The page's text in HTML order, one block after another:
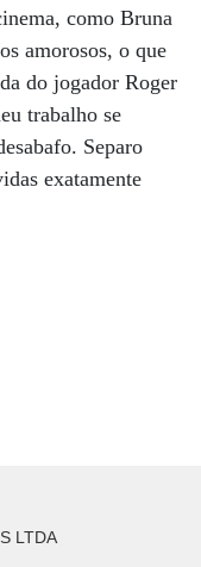
como Bruna
amorosos, o que
do jogador Roger
trabalho se
Separo
exatamente
LTDA